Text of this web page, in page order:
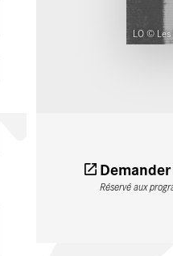
LO © Les
Réservé aux